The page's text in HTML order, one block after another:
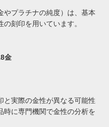
やプラチナの純度）は、基本
刻印を用いています。
金
と実際の金性が異なる可能性
時に専門機関で金性の分析を